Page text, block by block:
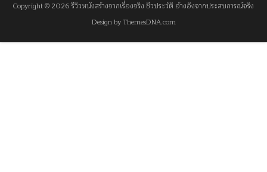
Copyright © 2026 รีวิวหนังสร้างจากเรื่องจริง ชีวประวัติ อ้างอิงจากประสบการณ์จริง
Design by ThemesDNA.com